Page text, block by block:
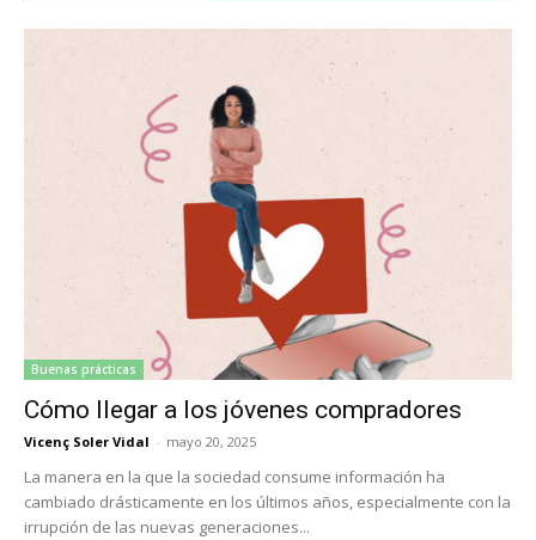
Buenas prácticas
Cómo llegar a los jóvenes compradores
Vicenç Soler Vidal - mayo 20, 2025
La manera en la que la sociedad consume información ha
cambiado drásticamente en los últimos años, especialmente con la
irrupción de las nuevas generaciones...